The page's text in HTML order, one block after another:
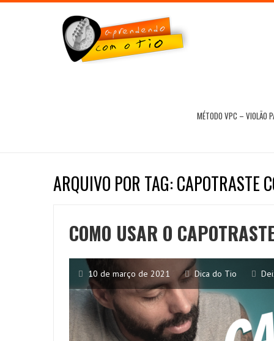
MÉTODO VPC – VIOLÃO
ARQUIVO POR TAG: CAPOTRASTE
COMO USAR O
10 de março de 2021 Dica do Tio